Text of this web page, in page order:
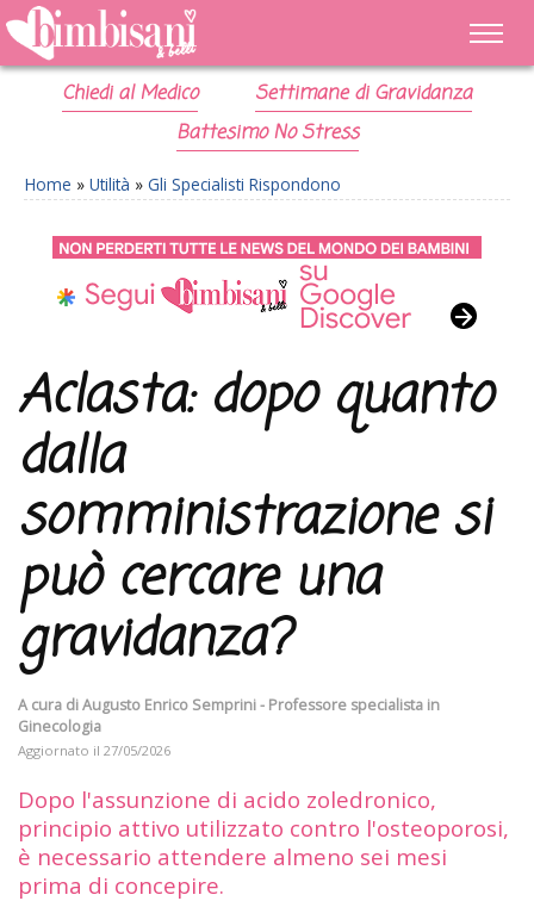
Chiedi al Medico
Settimane di Gravidanza
Battesimo No Stress
Home » Utilità » Gli Specialisti Rispondono
Aclasta: dopo quanto
dalla
somministrazione si
può cercare una
gravidanza?
A cura diAugusto Enrico Semprini - Professore specialista in
Ginecologia
Aggiornato il 27/05/2026
Dopo l'assunzione di acido zoledronico,
principio attivo utilizzato contro l'osteoporosi,
è necessario attendere almeno sei mesi
prima di concepire.